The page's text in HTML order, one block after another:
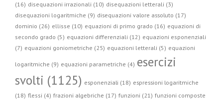
(16) disequazioni irrazionali (10) disequazioni letterali (3)
disequazioni logaritmiche (9) disequazioni valore assoluto (17)
dominio (26) ellisse (10) equazioni di primo grado (16) equazioni di
secondo grado (5) equazioni differenziali (12) equazioni esponenziali
(7) equazioni goniometriche (25) equazioni letterali (5) equazioni
logaritmiche (9) equazioni parametriche (4) esercizi
svolti (1125) esponenziali (18) espressioni logaritmiche
(18) flessi (4) frazioni algebriche (17) funzioni (21) funzioni composte